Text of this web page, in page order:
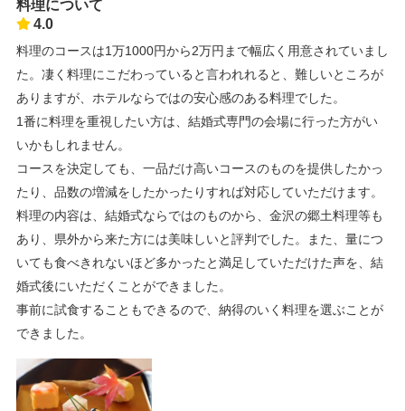
料理について
4.0
料理のコースは1万1000円から2万円まで幅広く用意されていまし
た。凄く料理にこだわっていると言われれると、難しいところが
ありますが、ホテルならではの安心感のある料理でした。
1番に料理を重視したい方は、結婚式専門の会場に行った方がい
いかもしれません。
コースを決定しても、一品だけ高いコースのものを提供したかっ
たり、品数の増減をしたかったりすれば対応していただけます。
料理の内容は、結婚式ならではのものから、金沢の郷土料理等も
あり、県外から来た方には美味しいと評判でした。また、量につ
いても食べきれないほど多かったと満足していただけた声を、結
婚式後にいただくことができました。
事前に試食することもできるので、納得のいく料理を選ぶことが
できました。